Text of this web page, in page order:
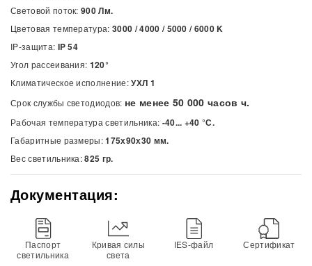
Световой поток:900 Лм.
Цветовая температура:3000 / 4000 / 5000 / 6000K
IP-защита: IP 54
Угол рассеивания: 120°
Климатическое исполнение:УХЛ 1
Срок службы светодиодов: не менее 50 000 часов ч.
Рабочая температура светильника: -40... +40 °С.
Габаритные размеры:175х90х30 мм.
Вес светильника:825 гр.
Документация:
Паспорт
светильника
Кривая силы
света
IES-файл Сертификат